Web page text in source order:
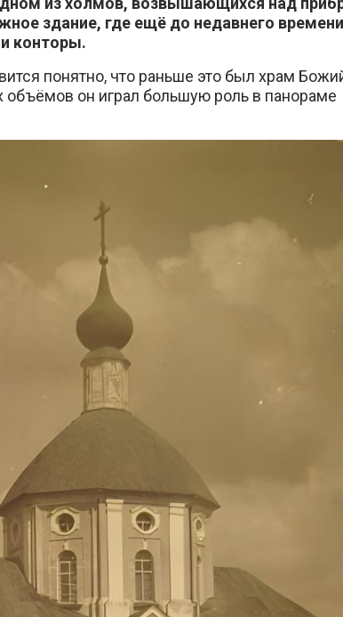
здание, где ещё до недавнего времени
конторы.
понятно, что раньше это был храм
он играл большую роль в панораме